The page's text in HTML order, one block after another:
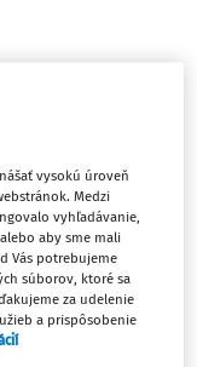
trov civilného
(CSP), a to
(§ 255 CSP),
oprávnenia
v ...
vysokú úroveň
Medzi
vyhľadávanie,
aby sme mali
Vás potrebujeme
súborov, ktoré sa
za udelenie
a prispôsobenie